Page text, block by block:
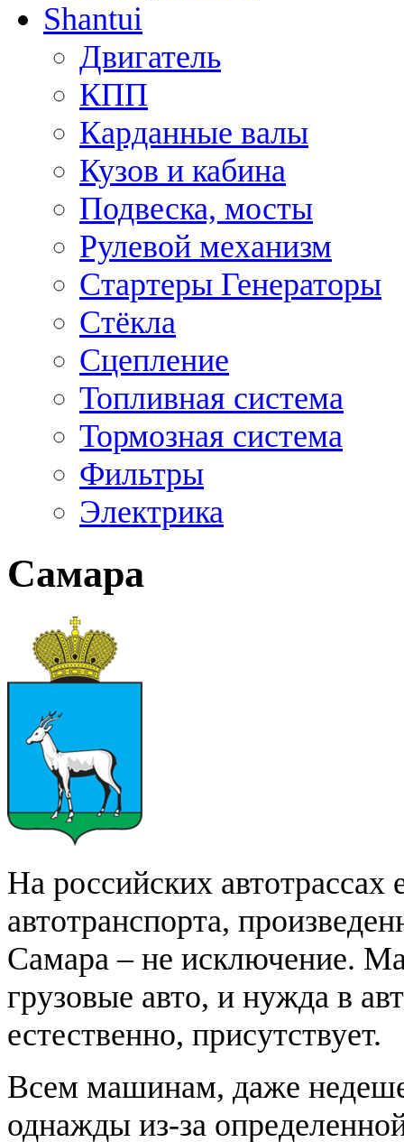
Shantui
Двигатель
КПП
Карданные валы
Кузов и кабина
Подвеска, мосты
Рулевой механизм
Стартеры Генераторы
Стёкла
Сцепление
Топливная система
Тормозная система
Фильтры
Электрика
Самара
На российских автотрассах
автотранспорта,
Самара – не исключение.
грузовые авто, и нужда в
естественно, присутствует.
Всем машинам, даже
однажды из-за